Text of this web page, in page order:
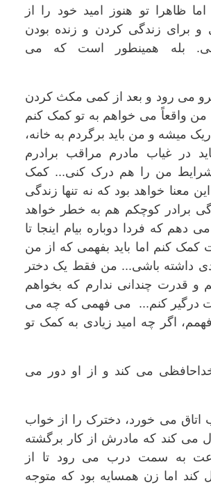
ظاهرا تو هنوز امید خود را از
برای زندگی کردن و زنده بودن
بله همینطور است که می
می رود و بعد از کمی مکث کردن
واقعاً می خواهم به تو کمک کنم
میشه و من باید برگردم به خانه،
در غیاب مادرم مراقب برادرم
من را هم درک کنی... کمک
معنا خواهد بود که نه تنها زندگی
برادر کوچکم هم به خطر خواهد
دهم که فردا دوباره بیام اینجا تا
کمک کنم اما باید بفهمی که از من
داشته باشی... من فقط یک دختر
قدرت چندانی ندارم که بخواهم
درگیر کنم... می فهمی که چه می
اگر چه امید زیادی به کمک تو
می کند و از او دور می
می خورد، دخترک را از خواب
می کند که مادرش از کار برگشته
به سمت درب می رود تا از
اما زن همسایه بود که متوجه